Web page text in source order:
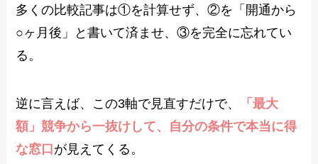
多くの比較記事は①を計算せず、②を「開通から
○ヶ月後」と書いて済ませ、③を完全に忘れてい
る。
逆に言えば、この3軸で見直すだけで、
「最大
額」競争から一抜けして、自分の条件で本当に得
な窓口 が見えてくる。